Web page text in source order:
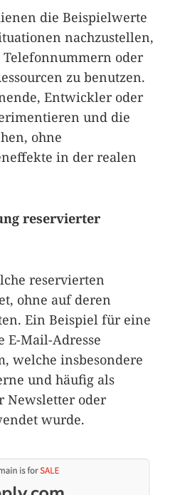
die Beispielwerte
nachzustellen,
Telefonnummern oder
zu benutzen.
Entwickler oder
und die
ohne
in der realen
reservierter
reservierten
ohne auf deren
Ein Beispiel für eine
E-Mail-Adresse
, welche insbesondere
und häufig als
Newsletter oder
wurde.